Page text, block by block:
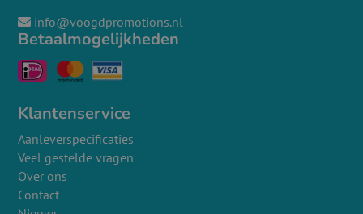
info@voogdpromotions.nl
Betaalmogelijkheden
Klantenservice
Aanleverspecificaties
Veel gestelde vragen
Over ons
Contact